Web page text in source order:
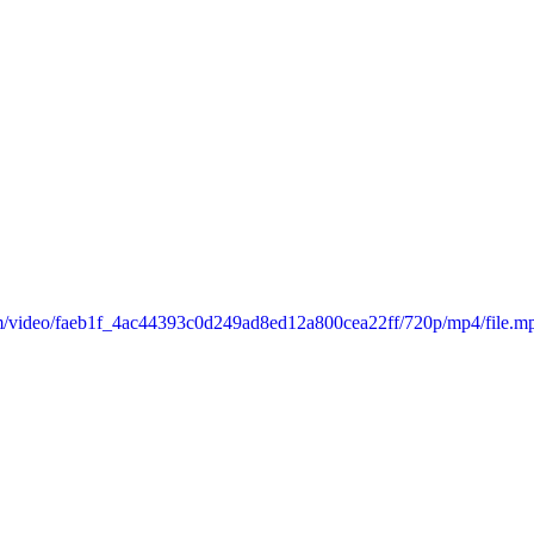
faeb1f_4ac44393c0d249ad8ed12a800cea22ff/720p/mp4/